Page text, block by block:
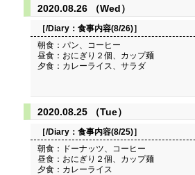
2020.08.26 （Wed）
［/Diary： 食事内容(8/26)］
朝食：パン、コーヒー
昼食：おにぎり２個、カップ麺
夕食：カレーライス、サラダ
2020.08.25 （Tue）
［/Diary： 食事内容(8/25)］
朝食：ドーナッツ、コーヒー
昼食：おにぎり２個、カップ麺
夕食：カレーライス